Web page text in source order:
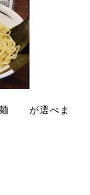
が選べま